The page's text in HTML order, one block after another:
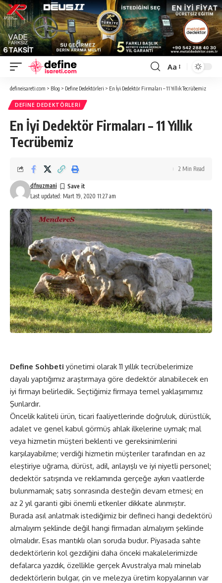
Font
Resizer
Aa
defineisareti.com > Blog > Define Dedektörleri > En İyi Dedektör Firmaları – 11 Yıllık Tecrübemiz
DEFINE DEDEKTÖRLERI
En İyi Dedektör Firmaları – 11 Yıllık
Tecrübemiz
Last updated: Mart 19, 2020 11:27 am
dfnuzmani
2 Min Read
Define Sohbeti yönetimi olarak 11 yıllık tecrübelerimize
dayalı yaptığımız araştırmaya göre dedektör alınabilecek en
iyi firmayı belirledik. Seçtiğimiz firmaya temel yaklaşımımız
Şunlardır.
Öncelik kaliteli ürün, ticari faaliyetlerinde doğruluk, dürüstlük,
adalet ve genel kabul görmüş ahlak ilkelerine uymak; mal
veya hizmetin müşteri beklenti ve gereksinimlerini
karşılayabilme; verdiği hizmetin müşteriler tarafından en az
eleştiriye uğrama, dürüst, adil, anlayışlı ve iyi niyetli personel;
dedektör satışında ve reklamında gerçeğe aykırı vaatlerde
bulunmamak; satış sonrasında desteğin devam etmesi; en
az 2 yıl garanti gibi önemli etkenler dikkate alınmıştır.
Burada asıl anlatmak istediğimiz bir defineci hangi dedektörü
almalıyım şeklinde değil hangi firmadan almalıyım şeklinde
olmalıdır. Esas mantıklı olan soruda budur. Piyasada sahte
dedektörlerin kol gezdiğini daha önceki makalelerimizde
defalarca yazdık, özellikle gerçek Avustralya malı minelab
dedektörlerin bulgar, çin ve melezya üretim kopyalarının var